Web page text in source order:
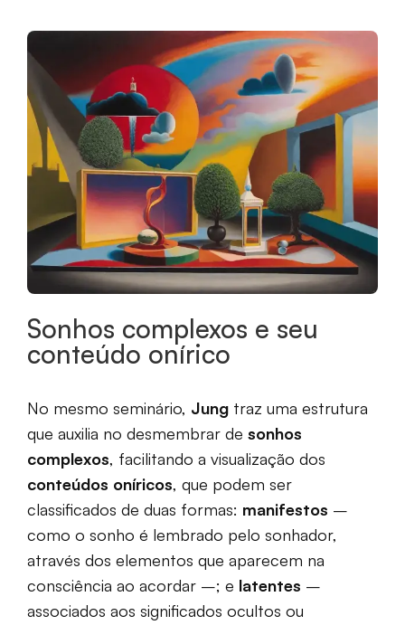
Sonhos complexos e seu
conteúdo onírico
No mesmo seminário, Jung traz uma estrutura
que auxilia no desmembrar de sonhos
complexos, facilitando a visualização dos
conteúdos oníricos, que podem ser
classificados de duas formas: manifestos –
como o sonho é lembrado pelo sonhador,
através dos elementos que aparecem na
consciência ao acordar –; e latentes –
associados aos significados ocultos ou